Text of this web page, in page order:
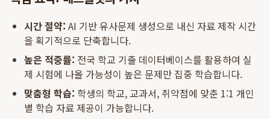
시간 절약: AI 기반 유사문제 생성으로 내신 자료 제작 시간
을 획기적으로 단축합니다.
높은 적중률: 전국 학교 기출 데이터베이스를 활용하여 실
제 시험에 나올 가능성이 높은 문제만 집중 학습합니다.
맞춤형 학습: 학생의 학교, 교과서, 취약점에 맞춘 1:1 개인
별 학습 자료 제공이 가능합니다.